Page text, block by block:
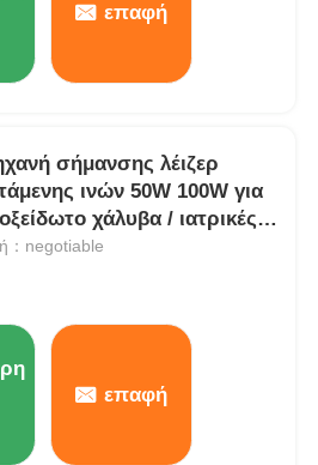
επαφή
σήμανσης λέιζερ
ινών 50W 100W για
χάλυβα / ιατρικές
：negotiable
επαφή